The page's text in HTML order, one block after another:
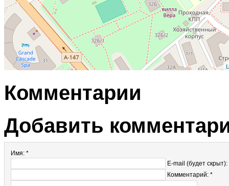
Комментарии
Добавить
Имя: *
E-mail (будет скрыт):
Комментарий: *